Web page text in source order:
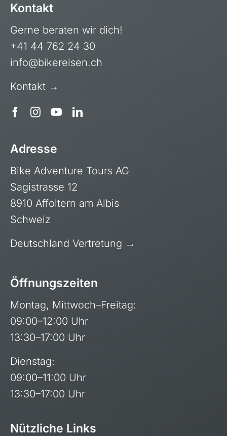
Kontakt
Gerne beraten wir dich!
+41 44 762 24 30
info@bikereisen.ch
Kontakt →
Adresse
Bike Adventure Tours AG
Sagistrasse 12
8910 Affoltern am Albis
Schweiz
Deutschland Vertretung →
Öffnungszeiten
Montag, Mittwoch–Freitag:
09:00–12:00 Uhr
13:30–17:00 Uhr
Dienstag:
09:00–11:00 Uhr
13:30–17:00 Uhr
Nützliche Links